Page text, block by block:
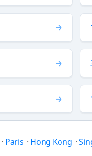
· Paris · Hong Kong ·